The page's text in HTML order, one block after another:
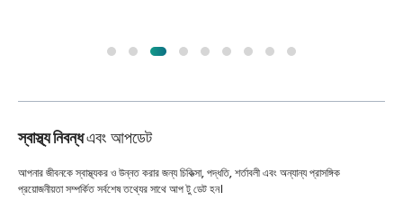
স্বাস্থ্য নিবন্ধএবং আপডেট
আপনার জীবনকে স্বাস্থ্যকর ও উন্নত করার জন্য চিকিত্সা, পদ্ধতি, শর্তাবলী এবং অন্যান্য প্রাসঙ্গিক
প্রয়োজনীয়তা সম্পর্কিত সর্বশেষ তথ্যের সাথে আপ টু ডেট হন।